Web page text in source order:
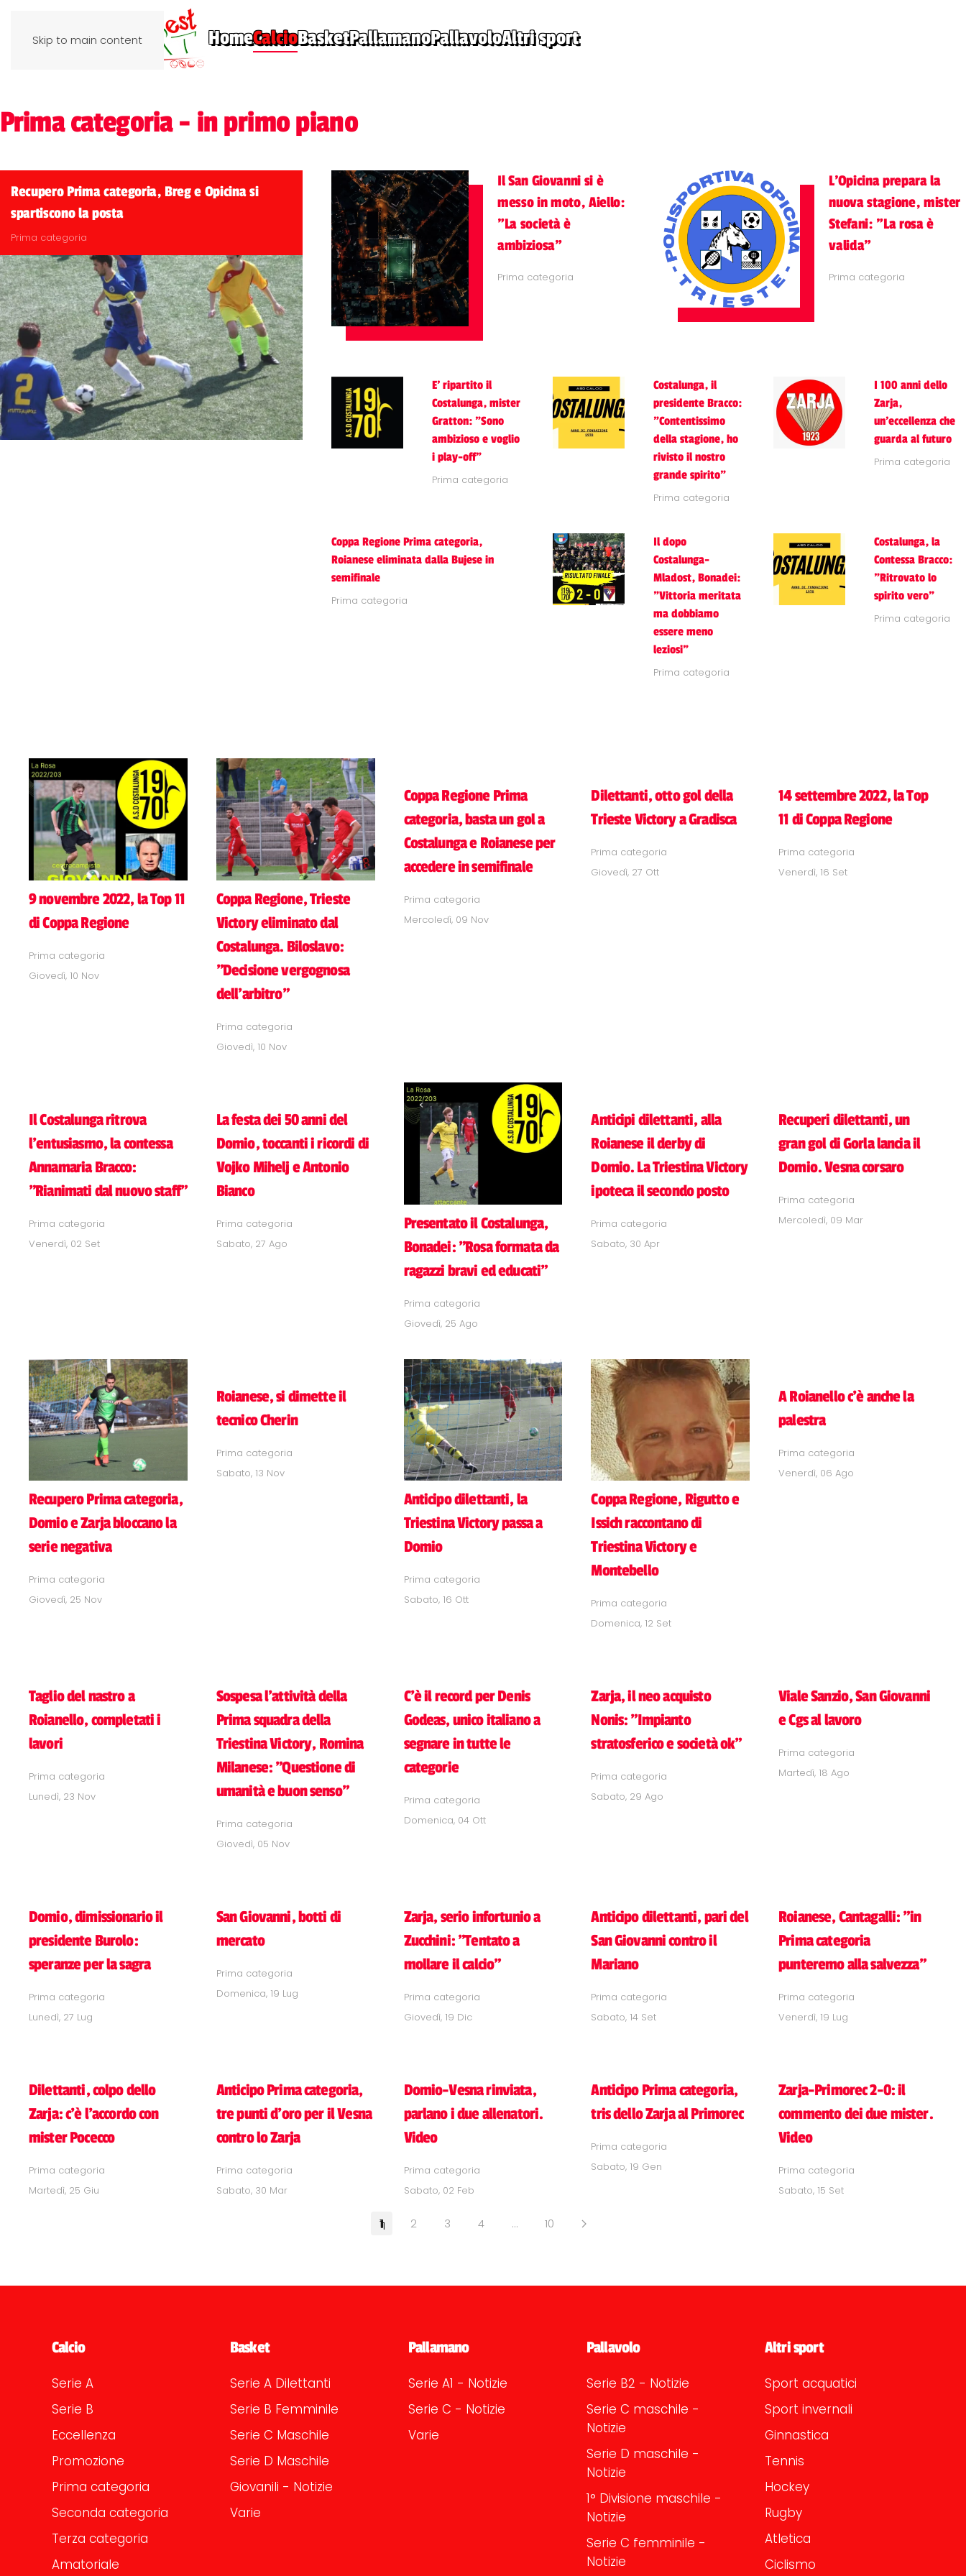
Skip to main content HomeCalcioBasketPallamanoPallavoloAltri sport
Prima categoria - in primo piano
Recupero Prima categoria, Breg e Opicina si
spartiscono la posta
Prima categoria
Il San Giovanni si è
messo in moto, Aiello:
"La società è
ambiziosa"
Prima categoria
L'Opicina prepara la
nuova stagione, mister
Stefani: "La rosa è
valida"
Prima categoria
E' ripartito il
Costalunga, mister
Gratton: "Sono
ambizioso e voglio
i play-off"
Prima categoria
Costalunga, il
presidente Bracco:
"Contentissimo
della stagione, ho
rivisto il nostro
grande spirito"
Prima categoria
I 100 anni dello
Zarja,
un'eccellenza che
guarda al futuro
Prima categoria
Coppa Regione Prima categoria,
Roianese eliminata dalla Bujese in
semifinale
Prima categoria
Il dopo
Costalunga-
Mladost, Bonadei:
"Vittoria meritata
ma dobbiamo
essere meno
leziosi"
Prima categoria
Costalunga, la
Contessa Bracco:
"Ritrovato lo
spirito vero"
Prima categoria
9 novembre 2022, la Top 11
di Coppa Regione
Prima categoria
Giovedì, 10 Nov
Coppa Regione, Trieste
Victory eliminato dal
Costalunga. Biloslavo:
"Decisione vergognosa
dell'arbitro"
Prima categoria
Giovedì, 10 Nov
Coppa Regione Prima
categoria, basta un gol a
Costalunga e Roianese per
accedere in semifinale
Prima categoria
Mercoledì, 09 Nov
Dilettanti, otto gol della
Trieste Victory a Gradisca
Prima categoria
Giovedì, 27 Ott
14 settembre 2022, la Top
11 di Coppa Regione
Prima categoria
Venerdì, 16 Set
Il Costalunga ritrova
l'entusiasmo, la contessa
Annamaria Bracco:
"Rianimati dal nuovo staff"
Prima categoria
Venerdì, 02 Set
La festa dei 50 anni del
Domio, toccanti i ricordi di
Vojko Mihelj e Antonio
Bianco
Prima categoria
Sabato, 27 Ago
Presentato il Costalunga,
Bonadei: "Rosa formata da
ragazzi bravi ed educati"
Prima categoria
Giovedì, 25 Ago
Anticipi dilettanti, alla
Roianese il derby di
Domio. La Triestina Victory
ipoteca il secondo posto
Prima categoria
Sabato, 30 Apr
Recuperi dilettanti, un
gran gol di Gorla lancia il
Domio. Vesna corsaro
Prima categoria
Mercoledì, 09 Mar
Recupero Prima categoria,
Domio e Zarja bloccano la
serie negativa
Prima categoria
Giovedì, 25 Nov
Roianese, si dimette il
tecnico Cherin
Prima categoria
Sabato, 13 Nov
Anticipo dilettanti, la
Triestina Victory passa a
Domio
Prima categoria
Sabato, 16 Ott
Coppa Regione, Rigutto e
Issich raccontano di
Triestina Victory e
Montebello
Prima categoria
Domenica, 12 Set
A Roianello c'è anche la
palestra
Prima categoria
Venerdì, 06 Ago
Taglio del nastro a
Roianello, completati i
lavori
Prima categoria
Lunedì, 23 Nov
Sospesa l'attività della
Prima squadra della
Triestina Victory, Romina
Milanese: "Questione di
umanità e buon senso"
Prima categoria
Giovedì, 05 Nov
C'è il record per Denis
Godeas, unico italiano a
segnare in tutte le
categorie
Prima categoria
Domenica, 04 Ott
Zarja, il neo acquisto
Nonis: "Impianto
stratosferico e società ok"
Prima categoria
Sabato, 29 Ago
Viale Sanzio, San Giovanni
e Cgs al lavoro
Prima categoria
Martedì, 18 Ago
Domio, dimissionario il
presidente Burolo:
speranze per la sagra
Prima categoria
Lunedì, 27 Lug
San Giovanni, botti di
mercato
Prima categoria
Domenica, 19 Lug
Zarja, serio infortunio a
Zucchini: "Tentato a
mollare il calcio"
Prima categoria
Giovedì, 19 Dic
Anticipo dilettanti, pari del
San Giovanni contro il
Mariano
Prima categoria
Sabato, 14 Set
Roianese, Cantagalli: "in
Prima categoria
punteremo alla salvezza"
Prima categoria
Venerdì, 19 Lug
Dilettanti, colpo dello
Zarja: c'è l'accordo con
mister Pocecco
Prima categoria
Martedì, 25 Giu
Anticipo Prima categoria,
tre punti d'oro per il Vesna
contro lo Zarja
Prima categoria
Sabato, 30 Mar
Domio-Vesna rinviata,
parlano i due allenatori.
Video
Prima categoria
Sabato, 02 Feb
Anticipo Prima categoria,
tris dello Zarja al Primorec
Prima categoria
Sabato, 19 Gen
Zarja-Primorec 2-0: il
commento dei due mister.
Video
Prima categoria
Sabato, 15 Set
1 2 3 4 … 10
Calcio
Serie A
Serie B
Eccellenza
Promozione
Prima categoria
Seconda categoria
Terza categoria
Amatoriale
Basket
Serie A Dilettanti
Serie B Femminile
Serie C Maschile
Serie D Maschile
Giovanili - Notizie
Varie
Pallamano
Serie A1 - Notizie
Serie C - Notizie
Varie
Pallavolo
Serie B2 - Notizie
Serie C maschile -
Notizie
Serie D maschile -
Notizie
1° Divisione maschile -
Notizie
Serie C femminile -
Notizie
Altri sport
Sport acquatici
Sport invernali
Ginnastica
Tennis
Hockey
Rugby
Atletica
Ciclismo